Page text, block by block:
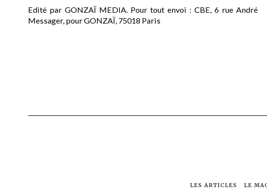
Edité par GONZAÏ MEDIA. Pour tout envoi : CBE, 6 rue André
Messager, pour GONZAÏ, 75018 Paris
LES ARTICLES LE